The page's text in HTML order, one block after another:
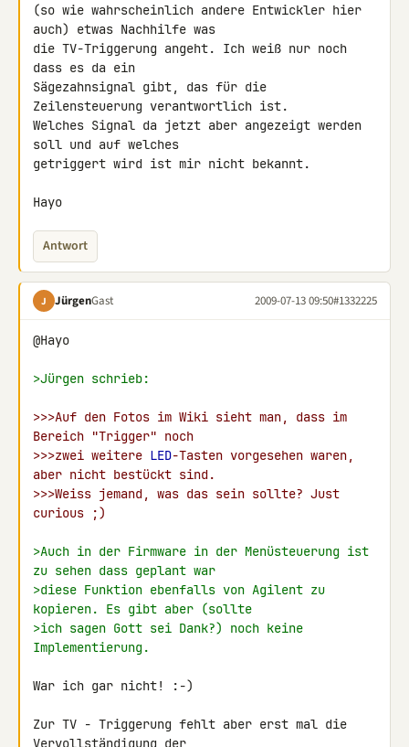
(so wie wahrscheinlich andere Entwickler hier
auch) etwas Nachhilfe was
die TV-Triggerung angeht. Ich weiß nur noch
dass es da ein
Sägezahnsignal gibt, das für die
Zeilensteuerung verantwortlich ist.
Welches Signal da jetzt aber angezeigt werden
soll und auf welches
getriggert wird ist mir nicht bekannt.
Hayo
Antwort
J JürgenGast 2009-07-13 09:50#1332225
@Hayo
>Jürgen schrieb:
>>>Auf den Fotos im Wiki sieht man, dass im
Bereich "Trigger" noch
>>>zwei weitere LED-Tasten vorgesehen waren,
aber nicht bestückt sind.
>>>Weiss jemand, was das sein sollte? Just
curious ;)
>Auch in der Firmware in der Menüsteuerung ist
zu sehen dass geplant war
>diese Funktion ebenfalls von Agilent zu
kopieren. Es gibt aber (sollte
>ich sagen Gott sei Dank?) noch keine
Implementierung.
War ich gar nicht! :-)
Zur TV - Triggerung fehlt aber erst mal die
Vervollständigung der